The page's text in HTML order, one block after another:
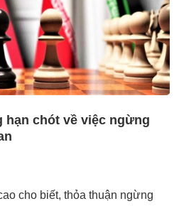
hạn chót về việc ngừng
cho biết, thỏa thuận ngừng